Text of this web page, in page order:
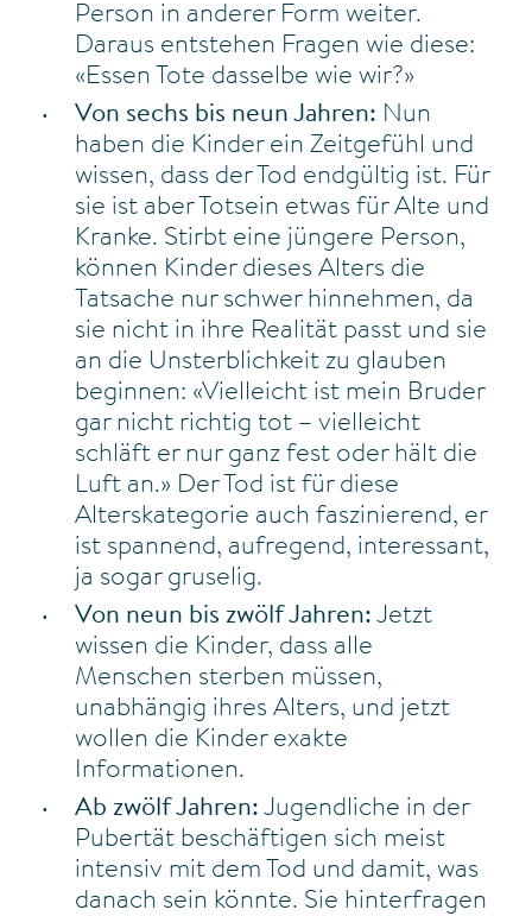
Person in anderer Form weiter.
Daraus entstehen Fragen wie diese:
«Essen Tote dasselbe wie wir?»
Von sechs bis neun Jahren: Nun
haben die Kinder ein Zeitgefühl und
wissen, dass der Tod endgültig ist. Für
sie ist aber Totsein etwas für Alte und
Kranke. Stirbt eine jüngere Person,
können Kinder dieses Alters die
Tatsache nur schwer hinnehmen, da
sie nicht in ihre Realität passt und sie
an die Unsterblichkeit zu glauben
beginnen: «Vielleicht ist mein Bruder
gar nicht richtig tot – vielleicht
schläft er nur ganz fest oder hält die
Luft an.» Der Tod ist für diese
Alterskategorie auch faszinierend, er
ist spannend, aufregend, interessant,
ja sogar gruselig.
Von neun bis zwölf Jahren: Jetzt
wissen die Kinder, dass alle
Menschen sterben müssen,
unabhängig ihres Alters, und jetzt
wollen die Kinder exakte
Informationen.
Ab zwölf Jahren: Jugendliche in der
Pubertät beschäftigen sich meist
intensiv mit dem Tod und damit, was
danach sein könnte. Sie hinterfragen